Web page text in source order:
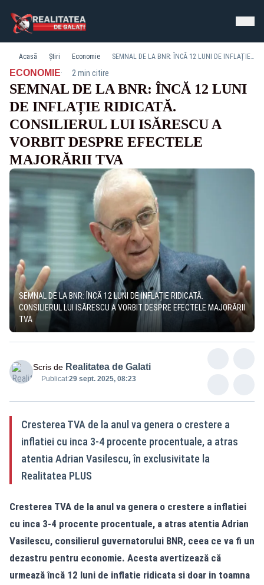
Acasă Știri Economie SEMNAL DE LA BNR: ÎNCĂ 12 LUNI DE INFLAȚIE RIDICATĂ. CONSILIERUL LUI ISĂRESCU A VORBIT DESPRE EFECTELE MAJORĂRII TVA
ECONOMIE· 2 min citire
SEMNAL DE LA BNR: ÎNCĂ 12 LUNI
DE INFLAȚIE RIDICATĂ.
CONSILIERUL LUI ISĂRESCU A
VORBIT DESPRE EFECTELE
MAJORĂRII TVA
SEMNAL DE LA BNR: ÎNCĂ 12 LUNI DE INFLAȚIE RIDICATĂ.
CONSILIERUL LUI ISĂRESCU A VORBIT DESPRE EFECTELE MAJORĂRII
TVA
Scris de Realitatea de Galati
Publicat:29 sept. 2025, 08:23
Cresterea TVA de la anul va genera o crestere a
inflatiei cu inca 3-4 procente procentuale, a atras
atentia Adrian Vasilescu, în exclusivitate la
Realitatea PLUS
Cresterea TVA de la anul va genera o crestere a inflatiei
cu inca 3-4 procente procentuale, a atras atentia Adrian
Vasilescu, consilierul guvernatorului BNR, ceea ce va fi un
dezastru pentru economie. Acesta avertizează că
urmează încă 12 luni de inflatie ridicata si doar in toamna